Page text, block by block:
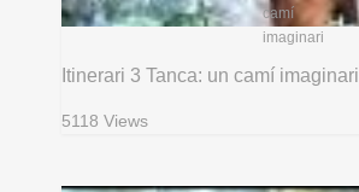
Itinerari 3 Tanca: un camí imaginari
5118 Views